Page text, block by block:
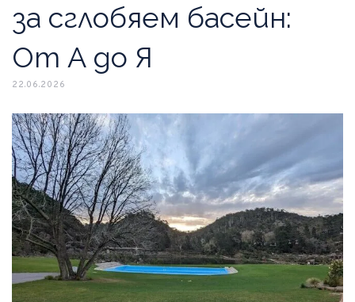
за сглобяем басейн:
От А до Я
22.06.2026